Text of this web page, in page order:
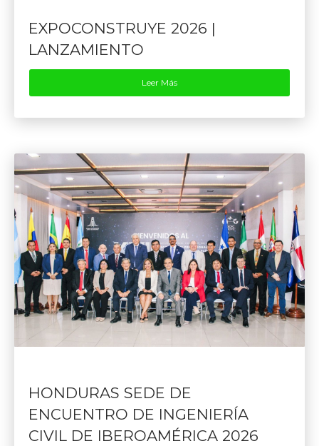
EXPOCONSTRUYE 2026 |
LANZAMIENTO
Leer Más
HONDURAS SEDE DE
ENCUENTRO DE INGENIERÍA
CIVIL DE IBEROAMÉRICA 2026